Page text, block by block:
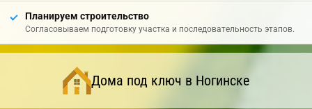
Планируем строительство
Согласовываем подготовку участка и последовательность этапов.
Дома под ключ в Ногинске